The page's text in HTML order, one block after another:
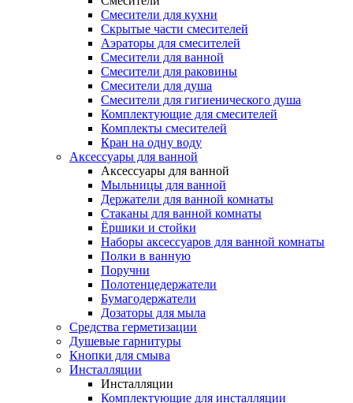
Смесители для кухни
Скрытые части смесителей
Аэраторы для смесителей
Смесители для ванной
Смесители для раковины
Смесители для душа
Смесители для гигиенического душа
Комплектующие для смесителей
Комплекты смесителей
Кран на одну воду
Аксессуары для ванной
Аксессуары для ванной
Мыльницы для ванной
Держатели для ванной комнаты
Стаканы для ванной комнаты
Ёршики и стойки
Наборы аксессуаров для ванной комнаты
Полки в ванную
Поручни
Полотенцедержатели
Бумагодержатели
Дозаторы для мыла
Средства герметизации
Душевые гарнитуры
Кнопки для смыва
Инсталляции
Инсталляции
Комплектующие для инсталляции